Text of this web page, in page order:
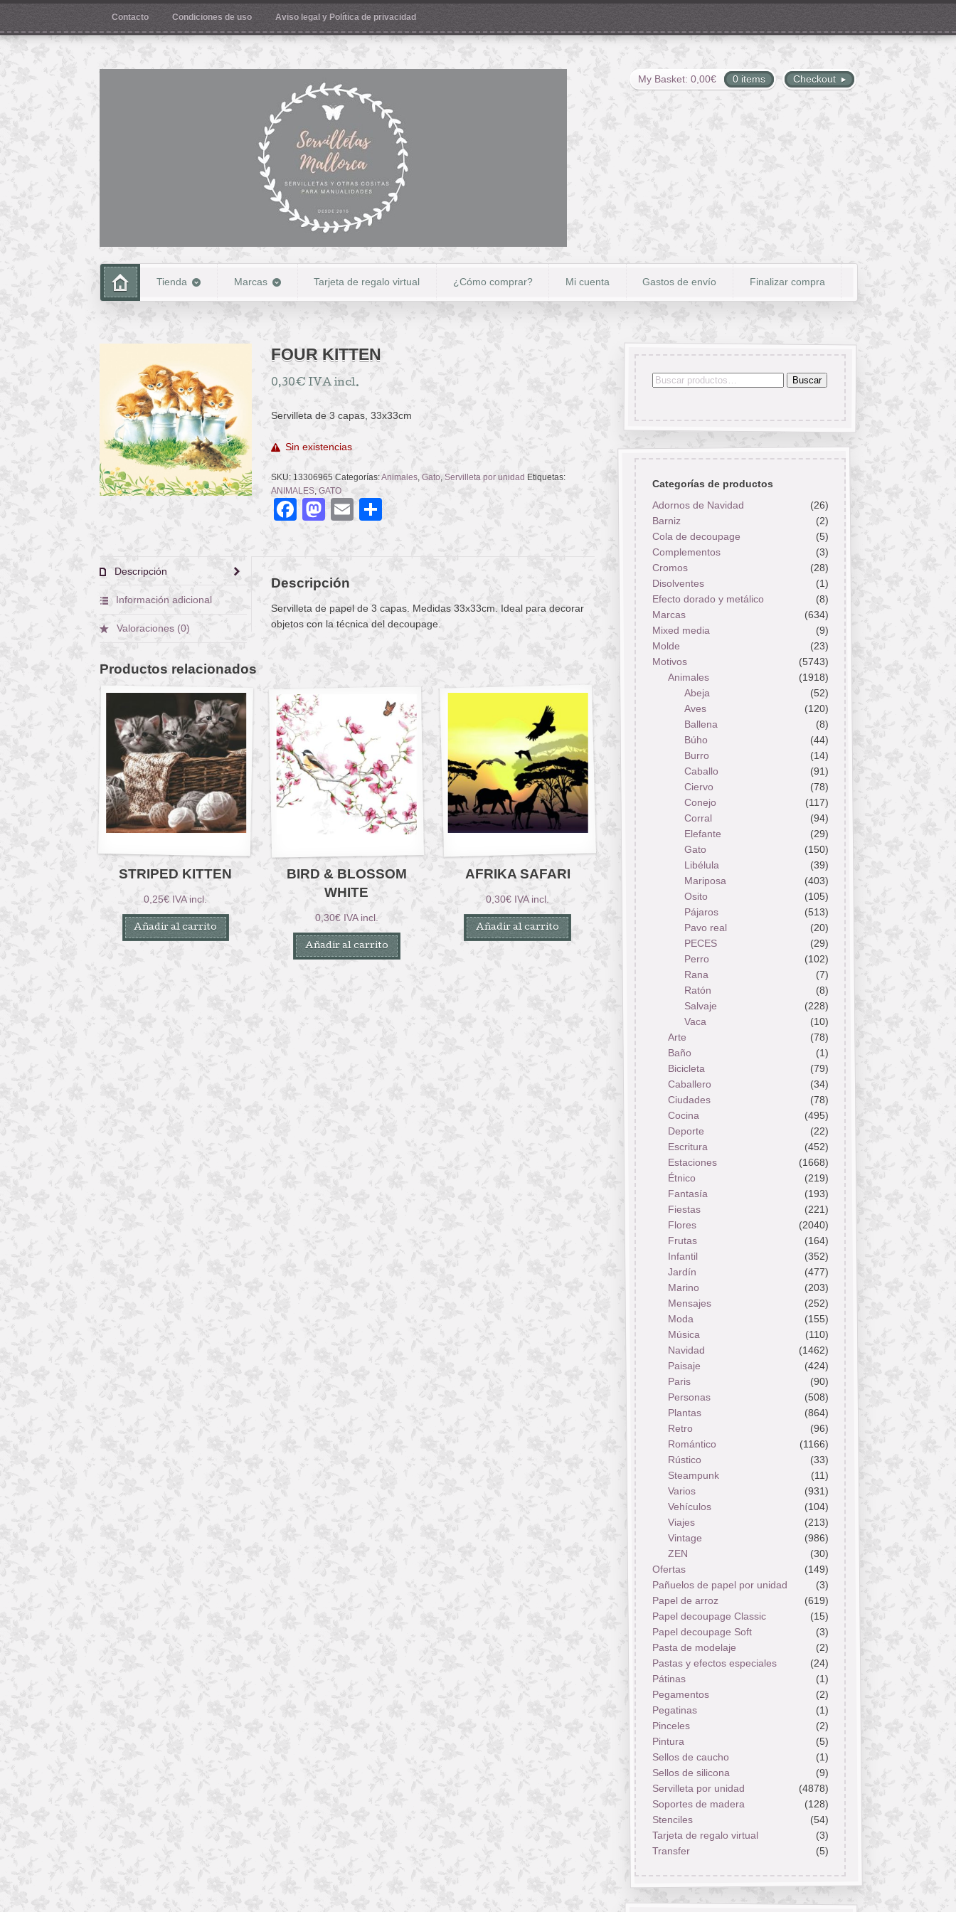
Contacto Condiciones de uso Aviso legal y Política de privacidad
Checkout
My Basket: 0,00€ 0 items
Tienda Marcas Tarjeta de regalo virtual ¿Cómo comprar? Mi cuenta Gastos de envío Finalizar compra
FOUR KITTEN
0,30€ IVA incl.
Servilleta de 3 capas, 33x33cm
Sin existencias
SKU: 13306965 Categorías:Animales, Gato Servilleta por unidad Etiquetas:
ANIMALES, GATO
Facebook
Mastodon
Email
Descripción
Información adicional
Valoraciones (0)
Descripción
Servilleta de papel de 3 capas. Medidas 33x33cm. Ideal para decorar
objetos con la técnica del decoupage.
Productos relacionados
STRIPED KITTEN
0,25€ IVA incl.
Añadir al carrito
BIRD & BLOSSOM
WHITE
0,30€ IVA incl.
Añadir al carrito
AFRIKA SAFARI
0,30€ IVA incl.
Añadir al carrito
Buscar
Buscar
Categorías de productos
Adornos de Navidad
(26)
Barniz
(2)
Cola de decoupage
(5)
Complementos
(3)
Cromos
(28)
Disolventes
(1)
Efecto dorado y metálico
(8)
Marcas
(634)
Mixed media
(9)
Molde
(23)
Motivos
(5743)
Animales
(1918)
Abeja
(52)
Aves
(120)
Ballena
(8)
Búho
(44)
Burro
(14)
Caballo
(91)
Ciervo
(78)
Conejo
(117)
Corral
(94)
Elefante
(29)
Gato
(150)
Libélula
(39)
Mariposa
(403)
Osito
(105)
Pájaros
(513)
Pavo real
(20)
PECES
(29)
Perro
(102)
Rana
(7)
Ratón
(8)
Salvaje
(228)
Vaca
(10)
Arte
(78)
Baño
(1)
Bicicleta
(79)
Caballero
(34)
Ciudades
(78)
Cocina
(495)
Deporte
(22)
Escritura
(452)
Estaciones
(1668)
Étnico
(219)
Fantasía
(193)
Fiestas
(221)
Flores
(2040)
Frutas
(164)
Infantil
(352)
Jardín
(477)
Marino
(203)
Mensajes
(252)
Moda
(155)
Música
(110)
Navidad
(1462)
Paisaje
(424)
Paris
(90)
Personas
(508)
Plantas
(864)
Retro
(96)
Romántico
(1166)
Rústico
(33)
Steampunk
(11)
Varios
(931)
Vehículos
(104)
Viajes
(213)
Vintage
(986)
ZEN
(30)
Ofertas
(149)
Pañuelos de papel por unidad
(3)
Papel de arroz
(619)
Papel decoupage Classic
(15)
Papel decoupage Soft
(3)
Pasta de modelaje
(2)
Pastas y efectos especiales
(24)
Pátinas
(1)
Pegamentos
(2)
Pegatinas
(1)
Pinceles
(2)
Pintura
(5)
Sellos de caucho
(1)
Sellos de silicona
(9)
Servilleta por unidad
(4878)
Soportes de madera
(128)
Stenciles
(54)
Tarjeta de regalo virtual
(3)
Transfer
(5)